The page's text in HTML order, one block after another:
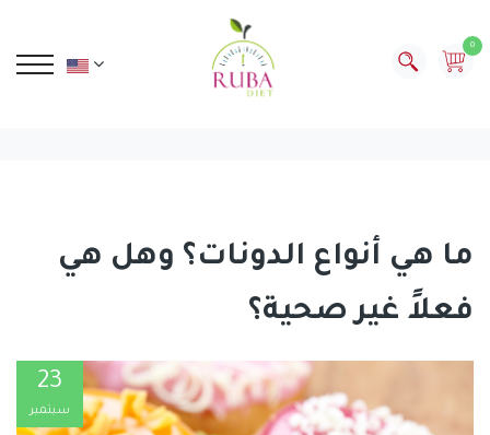
0
ما هي أنواع الدونات؟ وهل هي
فعلاً غير صحية؟
23
سبتمبر